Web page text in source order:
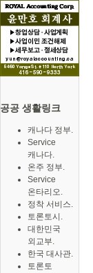
공공 생활링크
캐나다 정부.
Service
캐나다.
온주 정부.
Service
온타리오.
정착 서비스.
토론토시.
대한민국
외교부.
한국 대사관.
토론토